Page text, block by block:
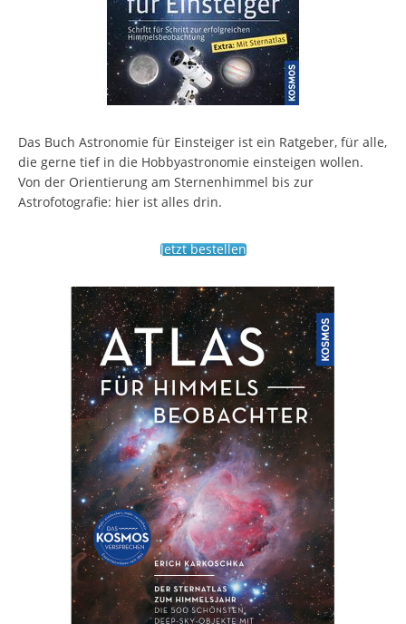
Das Buch Astronomie für Einsteiger ist ein Ratgeber, für alle,
die gerne tief in die Hobbyastronomie einsteigen wollen.
Von der Orientierung am Sternenhimmel bis zur
Astrofotografie: hier ist alles drin.
Jetzt bestellen